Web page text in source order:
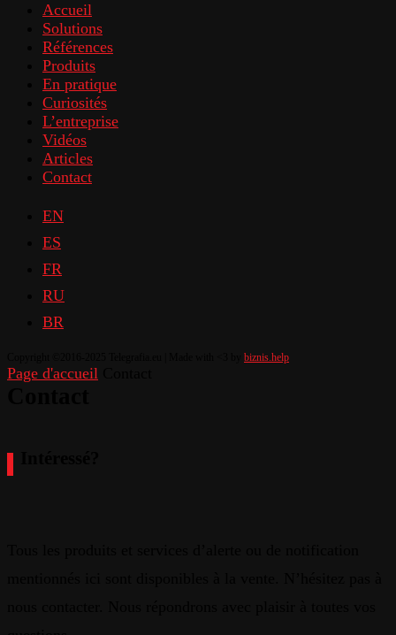
Accueil
Solutions
Références
Produits
En pratique
Curiosités
L’entreprise
Vidéos
Articles
Contact
EN
ES
FR
RU
BR
biznis.help
Page d'accueil